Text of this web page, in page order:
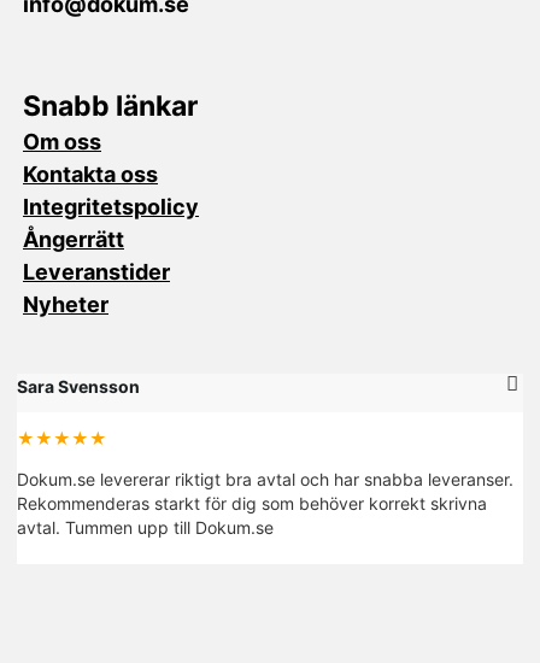
Snabb länkar
Om oss
Kontakta oss
Integritetspolicy
Ångerrätt
Leveranstider
Nyheter
Sara Svensson
★★★★★
Dokum.se levererar riktigt bra avtal och har snabba leveranser.
Rekommenderas starkt för dig som behöver korrekt skrivna
avtal. Tummen upp till Dokum.se